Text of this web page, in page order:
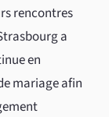
rencontres
a
en
mariage afin